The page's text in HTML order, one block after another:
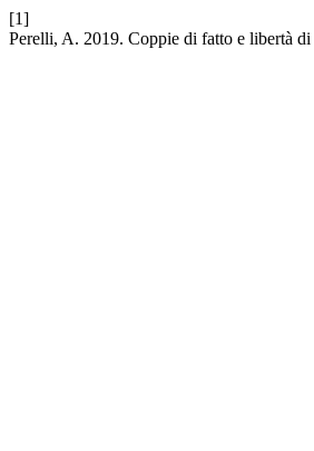
[1]
Perelli, A. 2019. Coppie di fatto e libertà